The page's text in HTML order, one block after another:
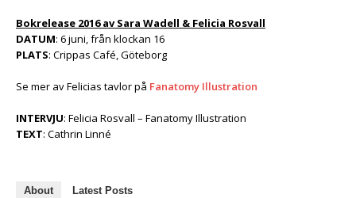
Bokrelease 2016 av Sara Wadell & Felicia Rosvall
DATUM: 6 juni, från klockan 16
PLATS: Crippas Café, Göteborg
Se mer av Felicias tavlor på Fanatomy Illustration
INTERVJU: Felicia Rosvall – Fanatomy Illustration
TEXT: Cathrin Linné
About Latest Posts